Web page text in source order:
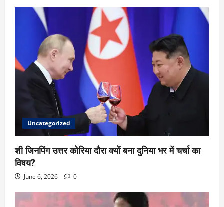
Uncategorized
शी जिनपिंग उत्तर कोरिया दौरा क्यों बना दुनिया भर में चर्चा का
विषय?
June 6, 2026 0